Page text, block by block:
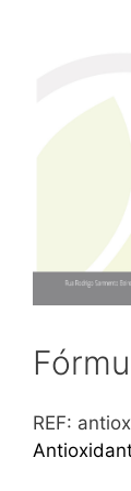
REF: